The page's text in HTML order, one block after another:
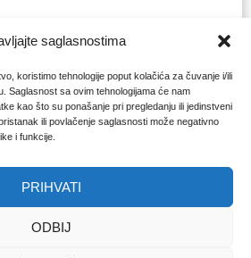
saglasnostima
koristimo tehnologije poput kolačića za čuvanje i/ili
Saglasnost sa ovim tehnologijama će nam
kao što su ponašanje pri pregledanju ili jedinstveni
ili povlačenje saglasnosti može negativno
i funkcije.
PRIHVATI
ODBIJ